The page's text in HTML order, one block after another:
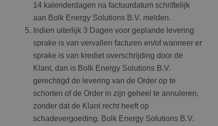
14 kalenderdagen na factuurdatum schriftelijk
aan Bolk Energy Solutions B.V. melden.
Indien uiterlijk 3 Dagen voor geplande levering
sprake is van vervallen facturen en/of wanneer er
sprake is van krediet overschrijding door de
Klant, dan is Bolk Energy Solutions B.V.
gerechtigd de levering van de Order op te
schorten of de Order in zijn geheel te annuleren,
zonder dat de Klant recht heeft op
schadevergoeding. Bolk Energy Solutions B.V.